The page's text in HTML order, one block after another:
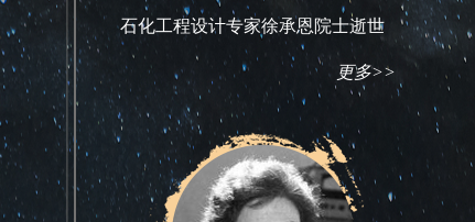
石化工程设计专家徐承恩院士逝世
更多>>